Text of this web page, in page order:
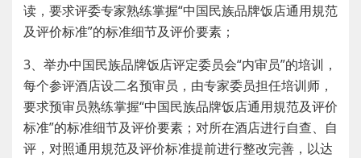
读，要求评委专家熟练掌握“中国民族品牌饭店通用規范
及评价标准”的标准细节及评价要素；
3、举办中国民族品牌饭店评定委员会“内审员”的培训，
每个参评酒店设二名预审员，由专家委员担任培训师，
要求预审员熟练掌握“中国民族品牌饭店通用規范及评价
标准”的标准细节及评价要素；对所在酒店进行自查、自
评，对照通用規范及评价标准提前进行整改完善，以达